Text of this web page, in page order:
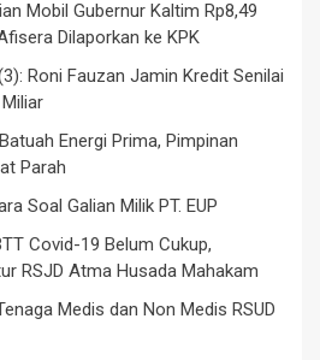
Mobil Gubernur Kaltim Rp8,49
Dilaporkan ke KPK
Roni Fauzan Jamin Kredit Senilai
Energi Prima, Pimpinan
Parah
Soal Galian Milik PT. EUP
Covid-19 Belum Cukup,
RSJD Atma Husada Mahakam
Medis dan Non Medis RSUD